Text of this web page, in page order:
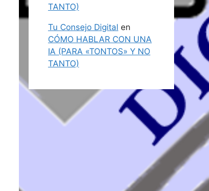
TANTO)
Tu Consejo Digital en
CÓMO HABLAR CON UNA
IA (PARA «TONTOS» Y NO
TANTO)